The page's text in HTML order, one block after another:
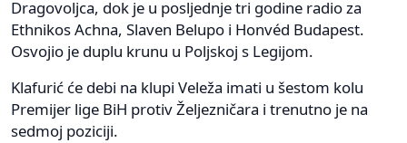
Dragovoljca, dok je u posljednje tri godine radio za
Ethnikos Achna, Slaven Belupo i Honvéd Budapest.
Osvojio je duplu krunu u Poljskoj s Legijom.
Klafurić će debi na klupi Veleža imati u šestom kolu
Premijer lige BiH protiv Željezničara i trenutno je na
sedmoj poziciji.